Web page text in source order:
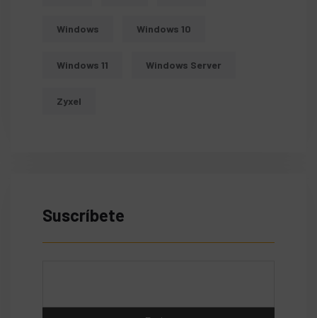
Windows Windows 10
Windows 11 Windows Server
Zyxel
Suscríbete